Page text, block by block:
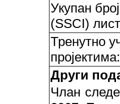
Укупан
(SSCI)
Тренутно
пројектима:
Други
Члан